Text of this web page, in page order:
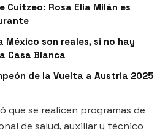
Cuitzeo: Rosa Elia Milán es
México son reales, si no hay
Casa Blanca
de la Vuelta a Austria 2025
que se realicen programas de
de salud, auxiliar y técnico